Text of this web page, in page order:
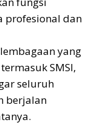
profesional dan
yang
SMSI,
seluruh
berjalan